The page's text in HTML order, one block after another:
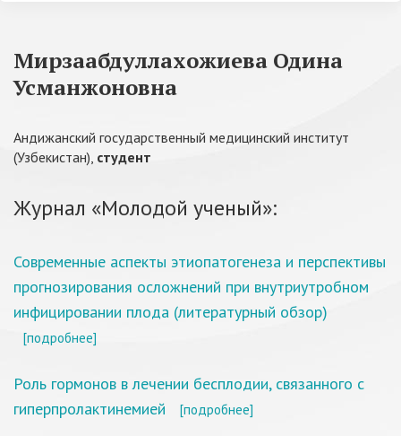
Мирзаабдуллахожиева Одина
Усманжоновна
Андижанский государственный медицинский институт
(Узбекистан), студент
Журнал «Молодой ученый»:
Современные аспекты этиопатогенеза и перспективы
прогнозирования осложнений при внутриутробном
инфицировании плода (литературный обзор)
[подробнее]
Роль гормонов в лечении бесплодии, связанного с
гиперпролактинемией
[подробнее]